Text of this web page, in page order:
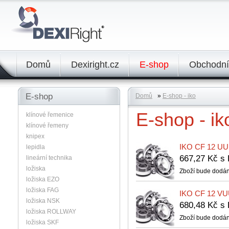
Domů Dexiright.cz E-shop
Domů » E-shop - iko
E-shop -
IKO CF 12
667,27 Kč s
Zboží bude
IKO CF 12
680,48 Kč s
Zboží bude
E-shop
klínové řemenice
klínové řemeny
knipex
lepidla
lineární technika
ložiska
ložiska EZO
ložiska FAG
ložiska NSK
ložiska ROLLWAY
ložiska SKF